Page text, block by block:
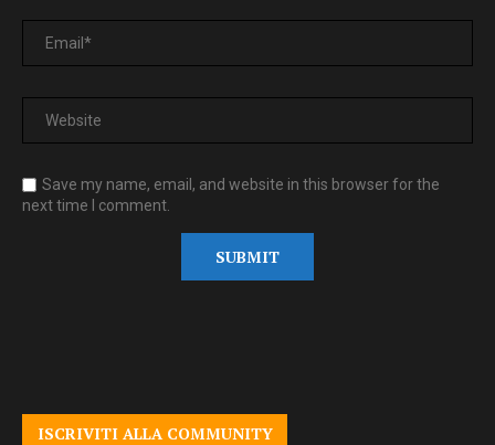
Save my name, email, and website in this browser for the
next time I comment.
ISCRIVITI ALLA COMMUNITY